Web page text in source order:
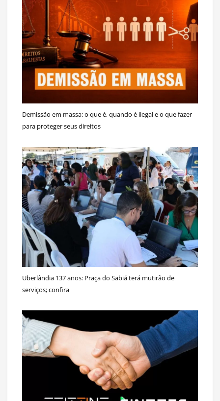
Demissão em massa: o que é, quando é ilegal e o que fazer
para proteger seus direitos
Uberlândia 137 anos: Praça do Sabiá terá mutirão de
serviços; confira